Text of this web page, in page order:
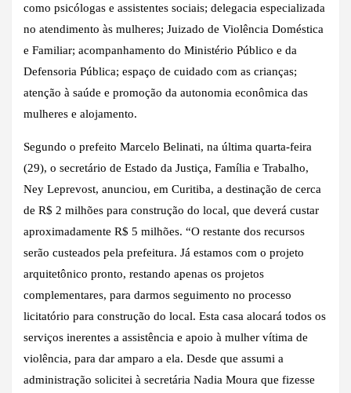
como psicólogas e assistentes sociais; delegacia especializada
no atendimento às mulheres; Juizado de Violência Doméstica
e Familiar; acompanhamento do Ministério Público e da
Defensoria Pública; espaço de cuidado com as crianças;
atenção à saúde e promoção da autonomia econômica das
mulheres e alojamento.
Segundo o prefeito Marcelo Belinati, na última quarta-feira
(29), o secretário de Estado da Justiça, Família e Trabalho,
Ney Leprevost, anunciou, em Curitiba, a destinação de cerca
de R$ 2 milhões para construção do local, que deverá custar
aproximadamente R$ 5 milhões. “O restante dos recursos
serão custeados pela prefeitura. Já estamos com o projeto
arquitetônico pronto, restando apenas os projetos
complementares, para darmos seguimento no processo
licitatório para construção do local. Esta casa alocará todos os
serviços inerentes a assistência e apoio à mulher vítima de
violência, para dar amparo a ela. Desde que assumi a
administração solicitei à secretária Nadia Moura que fizesse